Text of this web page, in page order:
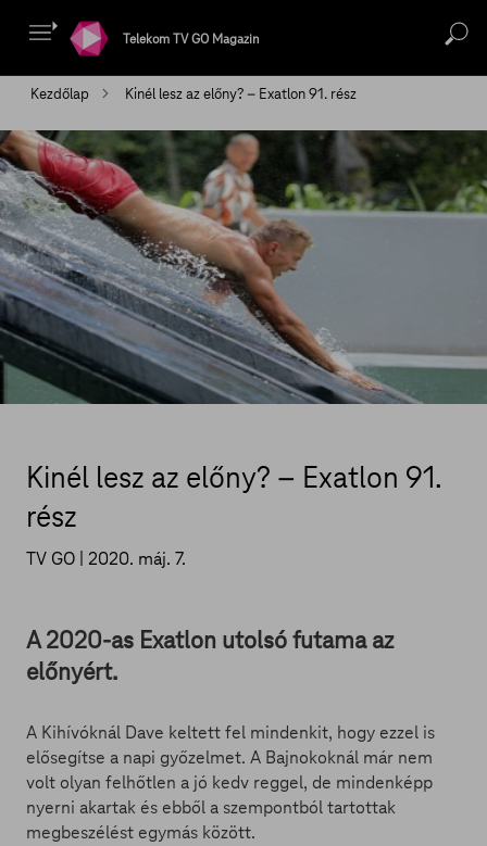
Telekom TV GO Magazin
Kezdőlap Kinél lesz az előny? – Exatlon 91. rész
Kinél lesz az előny? – Exatlon 91.
rész
TV GO | 2020. máj. 7.
A 2020-as Exatlon utolsó futama az
előnyért.
A Kihívóknál Dave keltett fel mindenkit, hogy ezzel is
elősegítse a napi győzelmet. A Bajnokoknál már nem
volt olyan felhőtlen a jó kedv reggel, de mindenképp
nyerni akartak és ebből a szempontból tartottak
megbeszélést egymás között.